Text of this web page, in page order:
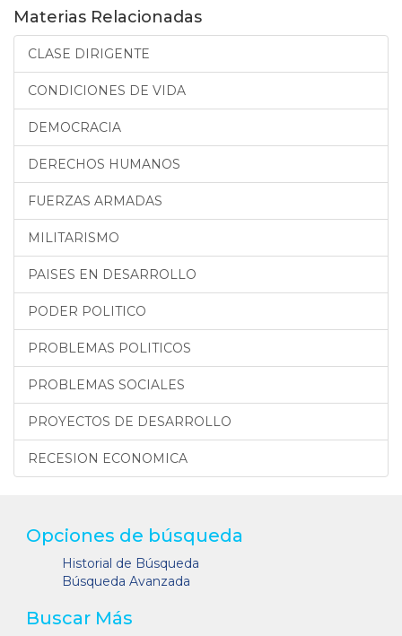
Materias Relacionadas
CLASE DIRIGENTE
CONDICIONES DE VIDA
DEMOCRACIA
DERECHOS HUMANOS
FUERZAS ARMADAS
MILITARISMO
PAISES EN DESARROLLO
PODER POLITICO
PROBLEMAS POLITICOS
PROBLEMAS SOCIALES
PROYECTOS DE DESARROLLO
RECESION ECONOMICA
Opciones de búsqueda
Historial de Búsqueda
Búsqueda Avanzada
Buscar Más